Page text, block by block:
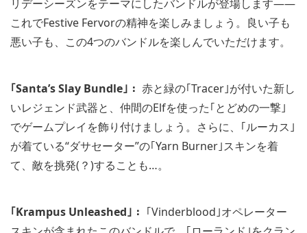
リデーシーズンをテーマにしたバンドルが登場します――
これでFestive Fervorの精神を楽しみましょう。良い子も
悪い子も、この4つのバンドルを楽しんでいただけます。
｢Santa’s Slay Bundle｣： 赤と緑の｢Tracer｣が付いた新し
いレジェンド武器と、仲間のElfを使った｢とどめの一撃｣
でゲームプレイを飾り付けましょう。さらに、｢ルーカス｣
が着ている“ダサセーター”の｢Yarn Burner｣スキンを着
て、敵を挑発(？)することも…。
｢Krampus Unleashed｣： ｢Vinderblood｣オペレーター